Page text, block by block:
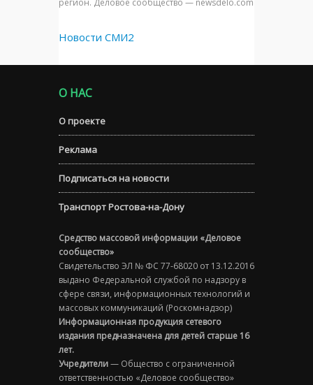
регион. Деловое сообщество — newsdelo.com
Новости СМИ2
О НАС
О проекте
Реклама
Подписаться на новости
Транспорт Ростова-на-Дону
Средство массовой информации «Деловое
сообщество»
Свидетельство ЭЛ № ФС 77-68020 от 13.12.2016
выдано Федеральной службой по надзору в
сфере связи, информационных технологий и
массовых коммуникаций (Роскомнадзор)
Информационная продукция сетевого
издания предназначена для детей старше 16
лет.
Учредители— Общество с ограниченной
ответственностью «Деловое сообщество»